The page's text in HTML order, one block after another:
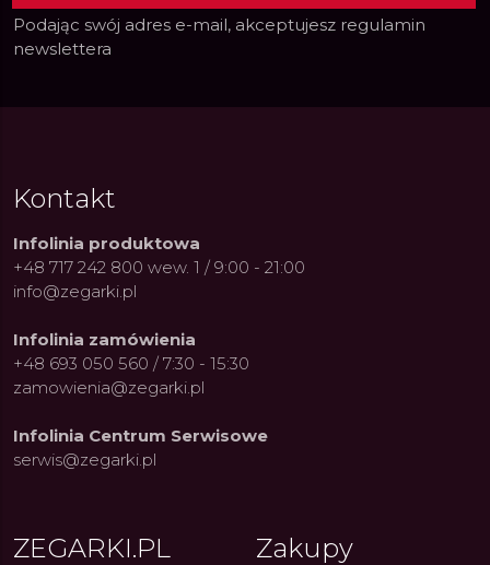
Constant: Pasja,
Podając swój adres e-mail, akceptujesz regulamin
newslettera
Kontakt
Infolinia produktowa
+48 717 242 800 wew. 1 / 9:00 - 21:00
info@zegarki.pl
Infolinia zamówienia
+48 693 050 560 / 7:30 - 15:30
zamowienia@zegarki.pl
Infolinia Centrum Serwisowe
serwis@zegarki.pl
ZEGARKI.PL Zakupy